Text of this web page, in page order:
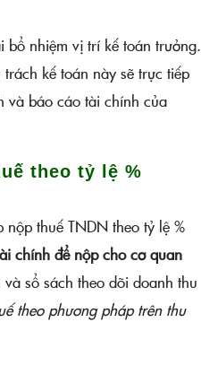
bổ nhiệm vị trí kế toán trưởng.
kế toán này sẽ trực tiếp
và báo cáo tài chính của
theo tỷ lệ %
thuế TNDN theo tỷ lệ %
chính để nộp cho cơ quan
sổ sách theo dõi doanh thu
theo phương pháp trên thu